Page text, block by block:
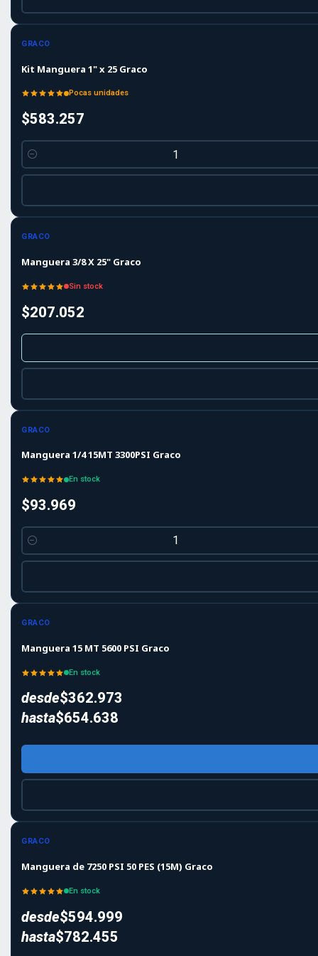
GRACO
Kit Manguera 1" x 25 Graco
Pocas unidades
$583.257
Cantidad
Agotado
GRACO
Manguera 3/8 X 25" Graco
Sin stock
$207.052
GRACO
Manguera 1/4 15MT 3300PSI Graco
En stock
$93.969
Cantidad
GRACO
Manguera 15 MT 5600 PSI Graco
En stock
desde$362.973
hasta$654.638
GRACO
Manguera de 7250 PSI 50 PES (15M) Graco
En stock
desde$594.999
hasta$782.455